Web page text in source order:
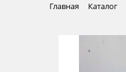
Главная Каталог